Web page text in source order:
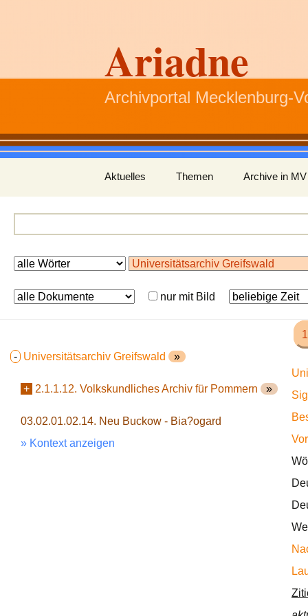
Ariadne
Archivportal Mecklenburg-
Inhalt
springen
Aktuelles Themen Archive in MV
nur mit Bild
- Universitätsarchiv Greifswald »
+ 2.1.1.12. Volkskundliches Archiv für Pommern »
03.02.01.02.14. Neu Buckow - Bia?ogard
» Kontext anzeigen